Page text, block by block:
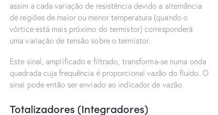
assim a cada variação de resistência devido a alternância
de regiões de maior ou menor temperatura (quando o
vórtice está mais próximo do termistor) corresponderá
uma variação de tensão sobre o termistor.
Este sinal, amplificado e filtrado, transforma-se numa onda
quadrada cuja frequência é proporcional vazão do fluido. O
sinal pode então ser enviado ao indicador de vazão.
Totalizadores (Integradores)